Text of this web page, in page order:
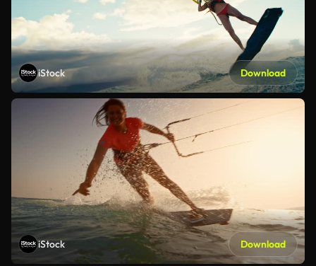
iStock Download
iStock Download